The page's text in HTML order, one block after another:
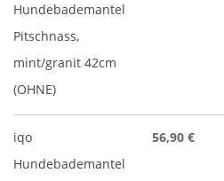
Hundebademantel
Pitschnass,
mint/granit 42cm
(OHNE)
iqo
Hundebademantel
56,90 €